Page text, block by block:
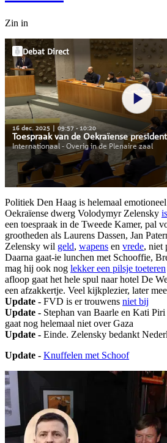
Zin in
Politiek Den Haag is helemaal
Oekraïense dwerg Volodymyr Zelensky
een toespraak in de Tweede Kamer, pal
grootheden als Laurens Dassen, Jan
Zelensky wil geld, wapens en vrede, niet
Daarna gaat-ie lunchen met Schooffie,
mag hij ook nog lekker een pilsje toeteren
afloop gaat het hele spul naar hotel De
een afzakkertje. Veel kijkplezier, later
Update - FVD is er trouwens niet bij
Update - Stephan van Baarle en Kati
gaat nog helemaal niet over Gaza
Update - Einde. Zelensky bedankt
Update - Knuffelen met Schoof